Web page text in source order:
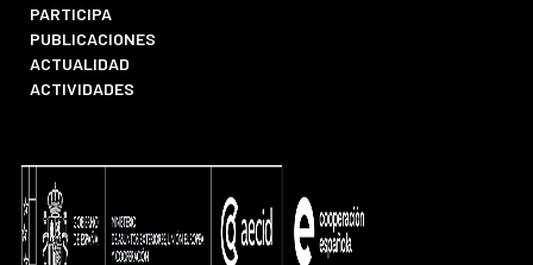
PARTICIPA
PUBLICACIONES
ACTUALIDAD
ACTIVIDADES